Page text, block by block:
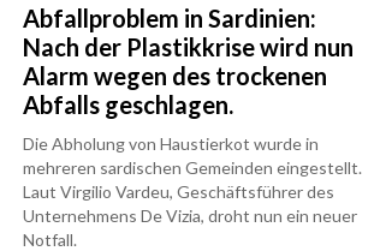
Abfallproblem in Sardinien:
Nach der Plastikkrise wird nun
Alarm wegen des trockenen
Abfalls geschlagen.
Die Abholung von Haustierkot wurde in
mehreren sardischen Gemeinden eingestellt.
Laut Virgilio Vardeu, Geschäftsführer des
Unternehmens De Vizia, droht nun ein neuer
Notfall.